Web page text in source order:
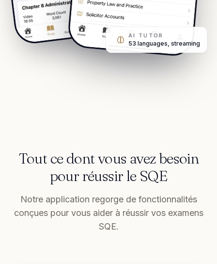
AI TUTOR
53 languages, streaming
Tout ce dont vous avez besoin
pour réussir le SQE
Notre application regorge de fonctionnalités
conçues pour vous aider à réussir vos examens
SQE.